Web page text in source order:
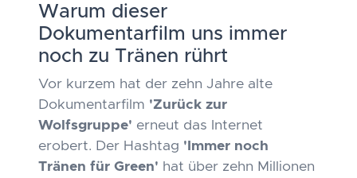
Warum dieser
Dokumentarfilm uns immer
noch zu Tränen rührt
Vor kurzem hat der zehn Jahre alte
Dokumentarfilm 'Zurück zur
Wolfsgruppe' erneut das Internet
erobert. Der Hashtag 'Immer noch
Tränen für Green' hat über zehn Millionen